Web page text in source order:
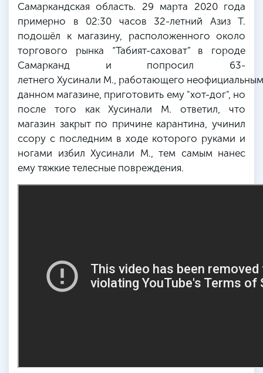
Самаркандская область. 29 марта 2020 года
примерно в 02:30 часов 32-летний Азиз Т.
подошёл к магазину, расположенного около
торгового рынка “Табият-саховат” в городе
Самарканд и попросил 63-
летнего Хусинали М., работающего
данном магазине, приготовить ему "хот-дог", но
после того как Хусинали М. ответил, что
магазин закрыт по причине карантина, учинил
ссору с последним в ходе которого руками и
ногами избил Хусинали М., тем самым нанес
ему тяжкие телесные повреждения.